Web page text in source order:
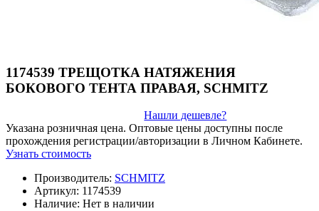
1174539 ТРЕЩОТКА НАТЯЖЕНИЯ
БОКОВОГО ТЕНТА ПРАВАЯ, SCHMITZ
Нашли дешевле?
Указана розничная цена. Оптовые цены доступны после
прохождения регистрации/авторизации в Личном Кабинете.
Узнать стоимость
Производитель: SСHMITZ
Артикул: 1174539
Наличие: Нет в наличии